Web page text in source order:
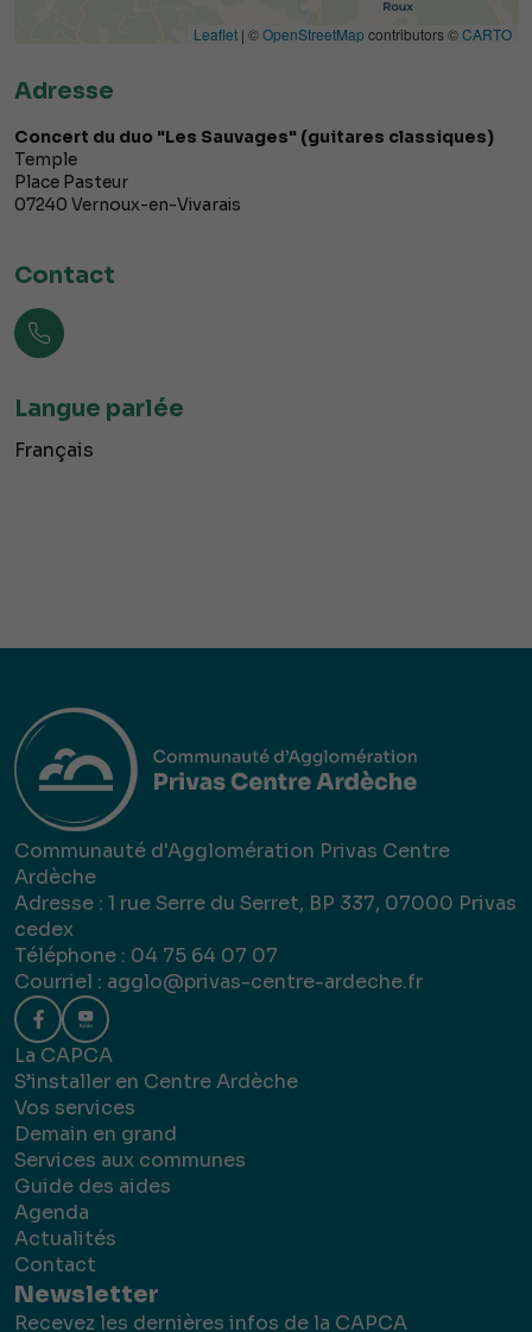
Leaflet | ©OpenStreetMap contributors ©CARTO
Adresse
Concert du duo "Les Sauvages" (guitares classiques)
Temple
Place Pasteur
07240 Vernoux-en-Vivarais
Contact
Langue parlée
Français
Communauté d'Agglomération Privas Centre
Ardèche
Adresse : 1 rue Serre du Serret, BP 337, 07000 Privas
cedex
Téléphone : 04 75 64 07 07
Courriel : agglo@privas-centre-ardeche.fr
La CAPCA
S’installer en Centre Ardèche
Vos services
Demain en grand
Services aux communes
Guide des aides
Agenda
Actualités
Contact
Newsletter
Recevez les dernières infos de la CAPCA